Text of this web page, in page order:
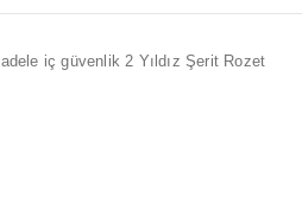
iç güvenlik 2 Yıldız Şerit Rozet